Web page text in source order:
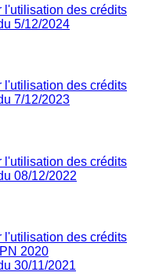
l'utilisation des crédits
5/12/2024
l'utilisation des crédits
7/12/2023
l'utilisation des crédits
08/12/2022
l'utilisation des crédits
2020
30/11/2021